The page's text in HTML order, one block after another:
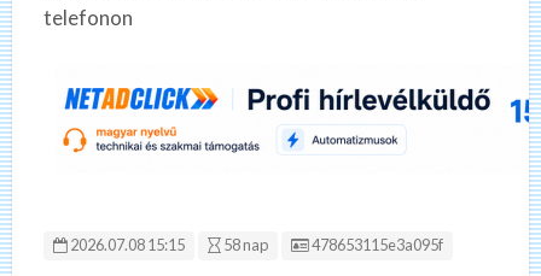
telefonon
2026.07.08 15:15 58 nap Hirdetés ID:
478653115e3a095f